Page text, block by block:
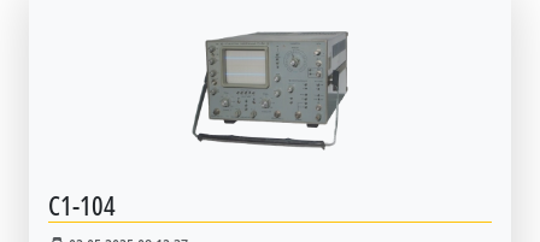
C1-104